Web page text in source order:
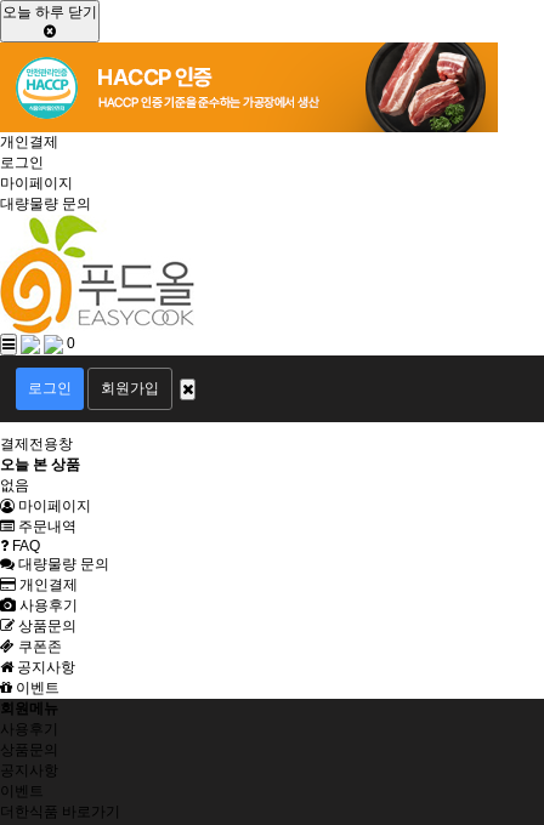
오늘 하루 닫기
개인결제
로그인
마이페이지
대량물량 문의
0
회
로
그
인
로그인 회원가입
결제전용창
오늘 본 상품
없음
마이페이지
주문내역
FAQ
대량물량 문의
개인결제
사용후기
상품문의
쿠폰존
공지사항
이벤트
회원메뉴
사용후기
상품문의
공지사항
이벤트
더한식품 바로가기